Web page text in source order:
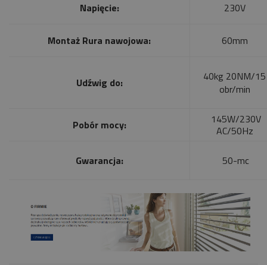
Napięcie: 230V
Montaż Rura nawojowa: 60mm
Udźwig do:
40kg 20NM/15
obr/min
Pobór mocy:
145W/230V
AC/50Hz
Gwarancja: 50-mc